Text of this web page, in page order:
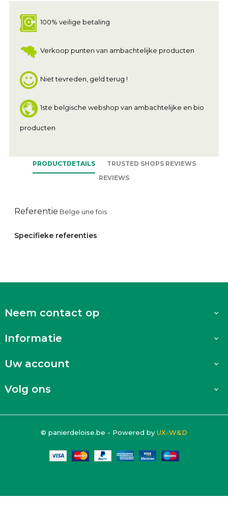
100% veilige betaling
Verkoop punten van ambachtelijke producten
Niet tevreden, geld terug !
1ste belgische webshop van ambachtelijke en bio
producten
PRODUCTDETAILS
TRUSTED SHOPS REVIEWS
REVIEWS
Referentie Belge une fois
Specifieke referenties
Neem contact op 
Informatie 
Uw account 
Volg ons 
© panierdeloise.be - Powered by UX-W&D